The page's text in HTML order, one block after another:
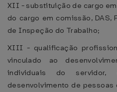
XII - substituição de cargo
do cargo em comissão, DAS,
de Inspeção do Trabalho;
XIII - qualificação
vinculado ao
individuais do
desenvolvimento de